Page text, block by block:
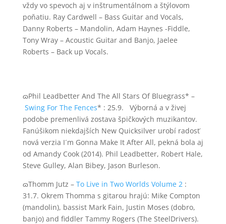
vždy vo spevoch aj v inštrumentálnom a štýlovom
poňatiu. Ray Cardwell – Bass Guitar and Vocals,
Danny Roberts – Mandolin, Adam Haynes -Fiddle,
Tony Wray – Acoustic Guitar and Banjo, Jaelee
Roberts – Back up Vocals.
ɷPhil Leadbetter And The All Stars Of Bluegrass* –
Swing For The Fences* : 25.9. Výborná a v živej
podobe premenlivá zostava špičkových muzikantov.
Fanúšikom niekdajších New Quicksilver urobí radosť
nová verzia I´m Gonna Make It After All, pekná bola aj
od Amandy Cook (2014). Phil Leadbetter, Robert Hale,
Steve Gulley, Alan Bibey, Jason Burleson.
ɷThomm Jutz – To Live in Two Worlds Volume 2:
31.7. Okrem Thomma s gitarou hrajú: Mike Compton
(mandolin), bassist Mark Fain, Justin Moses (dobro,
banjo) and fiddler Tammy Rogers (The SteelDrivers).